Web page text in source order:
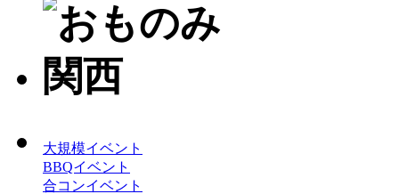
大規模イベント
BBQイベント
合コンイベント